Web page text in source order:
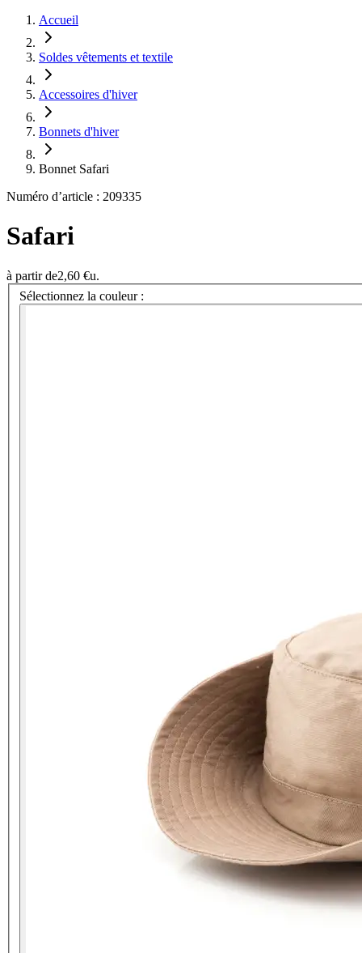
Accueil
Soldes vêtements et textile
Accessoires d'hiver
Bonnets d'hiver
Bonnet Safari
Numéro d’article : 209335
Safari
à partir de2,60 €u.
Sélectionnez la couleur :